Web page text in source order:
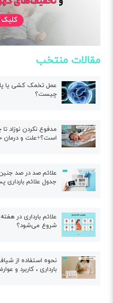
مقالات منتخب
چیست؟
مدفوع نکردن نوزاد
است؟+علت و درمان
علائم صد در صد
جدول علائم بارداری
علائم بارداری در
شروع می‌شود؟
نحوه استفاده از
بارداری ، کاربرد و